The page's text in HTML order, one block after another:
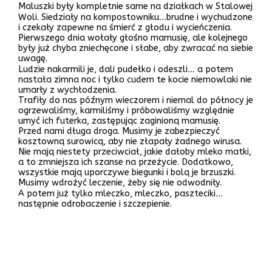
Maluszki były kompletnie same na działkach w Stalowej
Woli. Siedziały na kompostowniku…brudne i wychudzone
i czekały zapewne na śmierć z głodu i wycieńczenia.
Pierwszego dnia wołały głośno mamusię, ale kolejnego
były już chyba zniechęcone i słabe, aby zwracać na siebie
uwagę.
Ludzie nakarmili je, dali pudełko i odeszli… a potem
nastała zimna noc i tylko cudem te kocie niemowlaki nie
umarły z wychłodzenia.
Trafiły do nas późnym wieczorem i niemal do północy je
ogrzewaliśmy, karmiliśmy i próbowaliśmy względnie
umyć ich futerka, zastępując zaginioną mamusię.
Przed nami długa droga. Musimy je zabezpieczyć
kosztowną surowicą, aby nie złapały żadnego wirusa.
Nie mają niestety przeciwciał, jakie dałoby mleko matki,
a to zmniejsza ich szanse na przeżycie. Dodatkowo,
wszystkie mają uporczywe biegunki i bolą je brzuszki.
Musimy wdrożyć leczenie, żeby się nie odwodniły.
A potem już tylko mleczko, mleczko, paszteciki…
następnie odrobaczenie i szczepienie.